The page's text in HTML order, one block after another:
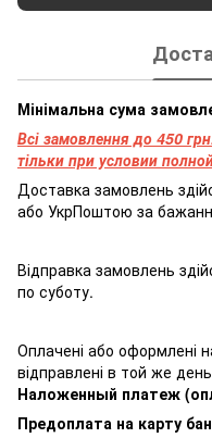
Мінімальна сума
Всі замовлення до 450
тільки при условии
Доставка замовлень
або УкрПоштою за
Відправка замовлень
по суботу.
Оплачені або оформлені
відправлені в той же
Наложенный платеж
Предоплата на карту